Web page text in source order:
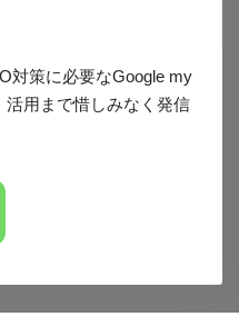
対策に必要なGoogle my
活用まで惜しみなく発信